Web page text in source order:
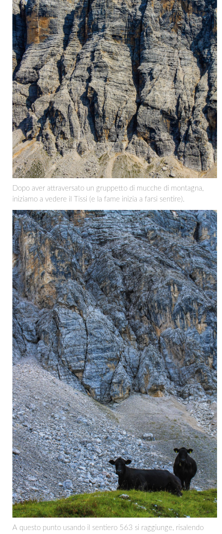
Dopo aver attraversato un gruppetto di mucche di montagna,
iniziamo a vedere il Tissi (e la fame inizia a farsi sentire).
A questo punto usando il sentiero 563 si raggiunge, risalendo